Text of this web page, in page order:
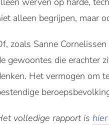
alleen begrijpen, maar
zoals Sanne
gewoontes die erachter
Het vermogen om
volledige rapport is